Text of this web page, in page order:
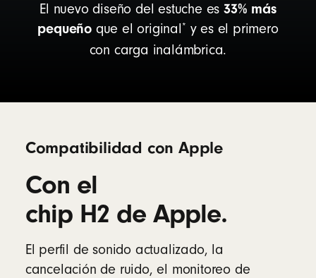
El nuevo diseño del estuche es33% más
pequeñoque el original * y es el primero
con carga inalámbrica.
Compatibilidad con Apple
Con el
chip H2 de Apple.
El perfil de sonido actualizado, la
cancelación de ruido, el monitoreo de